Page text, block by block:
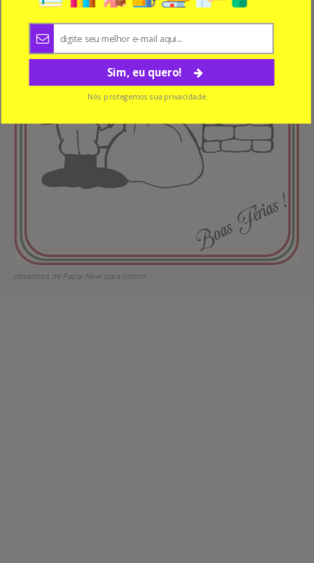
desenhos de Papai Noel para colorir
Sim, eu quero!
Nós protegemos sua privacidade.